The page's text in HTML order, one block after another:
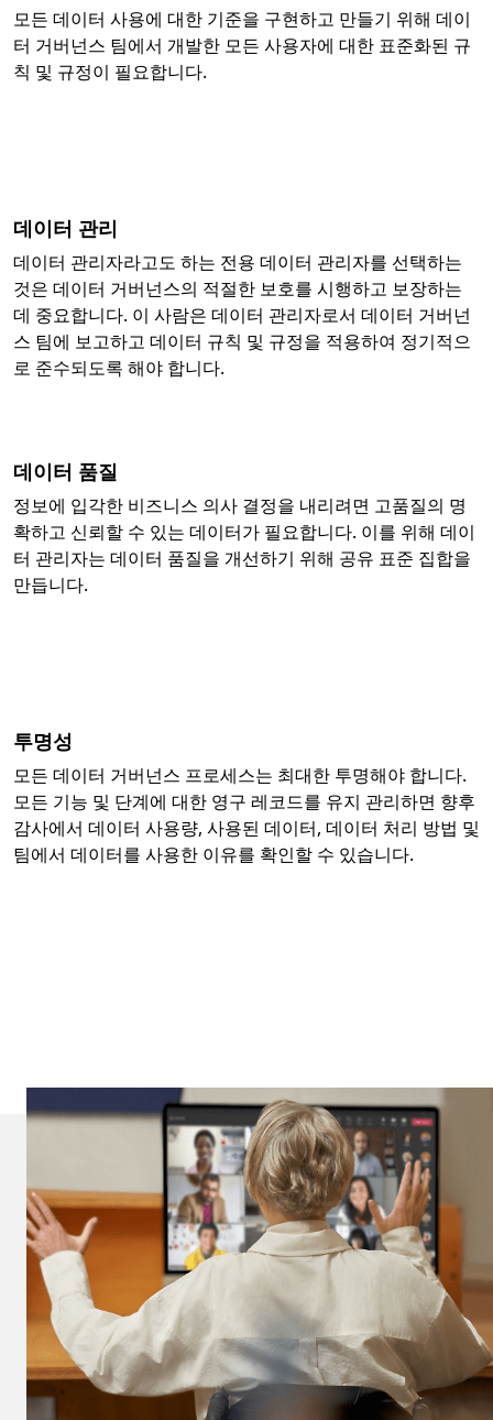
모든 데이터 사용에 대한 기준을 구현하고 만들기 위해 데이
터 거버넌스 팀에서 개발한 모든 사용자에 대한 표준화된 규
칙 및 규정이 필요합니다.
데이터 관리
데이터 관리자라고도 하는 전용 데이터 관리자를 선택하는
것은 데이터 거버넌스의 적절한 보호를 시행하고 보장하는
데 중요합니다. 이 사람은 데이터 관리자로서 데이터 거버넌
스 팀에 보고하고 데이터 규칙 및 규정을 적용하여 정기적으
로 준수되도록 해야 합니다.
데이터 품질
정보에 입각한 비즈니스 의사 결정을 내리려면 고품질의 명
확하고 신뢰할 수 있는 데이터가 필요합니다. 이를 위해 데이
터 관리자는 데이터 품질을 개선하기 위해 공유 표준 집합을
만듭니다.
투명성
모든 데이터 거버넌스 프로세스는 최대한 투명해야 합니다.
모든 기능 및 단계에 대한 영구 레코드를 유지 관리하면 향후
감사에서 데이터 사용량, 사용된 데이터, 데이터 처리 방법 및
팀에서 데이터를 사용한 이유를 확인할 수 있습니다.